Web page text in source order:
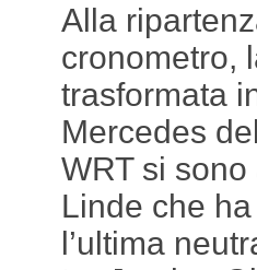
Alla
cronometro,
trasformata
Mercedes
WRT si
Linde che
l’ultima